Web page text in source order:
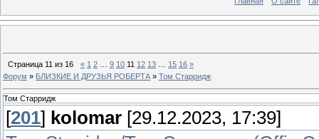
Страница 11 из 16 « 1 2 9 10 11 12 13 15 16 »
Форум » БЛИЗКИЕ И ДРУЗЬЯ РОБЕРТА » Том Старридж
Том Старридж
[201] kolomar [29.12.2023, 17:39]